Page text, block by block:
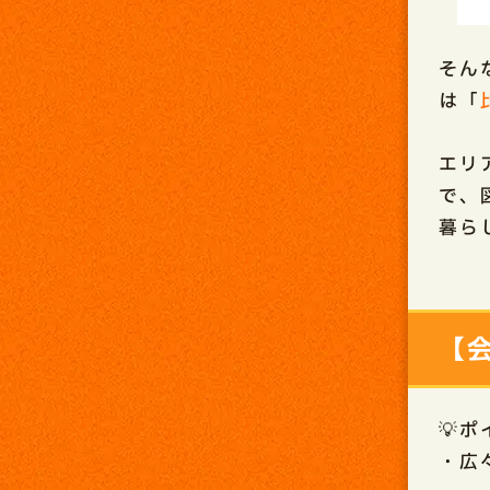
そん
は「
エリ
で、
暮ら
💡ポ
・